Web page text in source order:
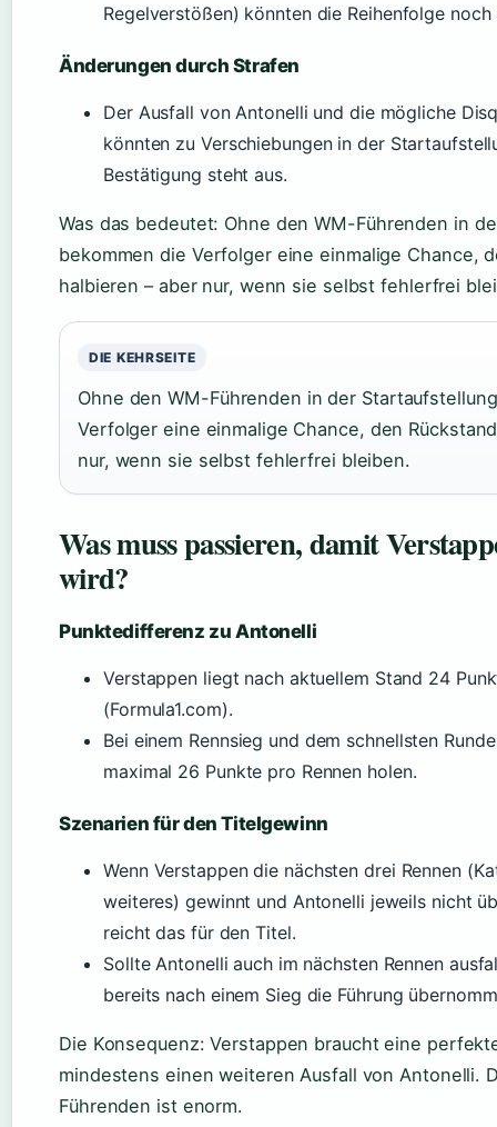
Regelverstößen) könnten die Reihenfolge noch
Änderungen durch Strafen
Der Ausfall von Antonelli und die mögliche
könnten zu Verschiebungen in der
Bestätigung steht aus.
Was das bedeutet: Ohne den WM-Führenden in
bekommen die Verfolger eine einmalige Chance,
halbieren – aber nur, wenn sie selbst fehlerfrei
DIE KEHRSEITE
Ohne den WM-Führenden in der
Verfolger eine einmalige Chance, den
nur, wenn sie selbst fehlerfrei bleiben.
Was muss passieren, damit
wird?
Punktedifferenz zu Antonelli
Verstappen liegt nach aktuellem Stand 24
(Formula1.com).
Bei einem Rennsieg und dem schnellsten
maximal 26 Punkte pro Rennen holen.
Szenarien für den Titelgewinn
Wenn Verstappen die nächsten drei Rennen
weiteres) gewinnt und Antonelli jeweils nicht
reicht das für den Titel.
Sollte Antonelli auch im nächsten Rennen
bereits nach einem Sieg die Führung
Die Konsequenz: Verstappen braucht eine
mindestens einen weiteren Ausfall von Antonelli.
Führenden ist enorm.